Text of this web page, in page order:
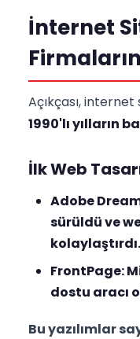
İnternet
Açıkçası,
1990'lı yılların
İlk Web
Adobe
sürüldü ve
kolaylaştırdı.
FrontPage:
dostu aracı
Bu yazılımlar